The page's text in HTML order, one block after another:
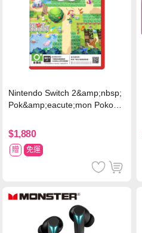
Nintendo Switch 2&amp;nbsp;
Pok&amp;eacute;mon Pokopia
$1,880
贈 免運